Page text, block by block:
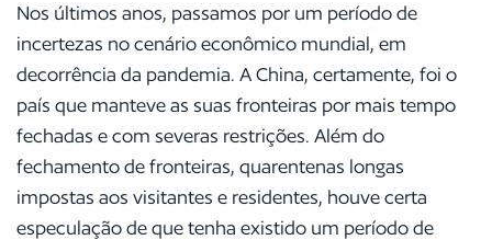
Nos últimos anos, passamos por um período de
incertezas no cenário econômico mundial, em
decorrência da pandemia. A China, certamente, foi o
país que manteve as suas fronteiras por mais tempo
fechadas e com severas restrições. Além do
fechamento de fronteiras, quarentenas longas
impostas aos visitantes e residentes, houve certa
especulação de que tenha existido um período de